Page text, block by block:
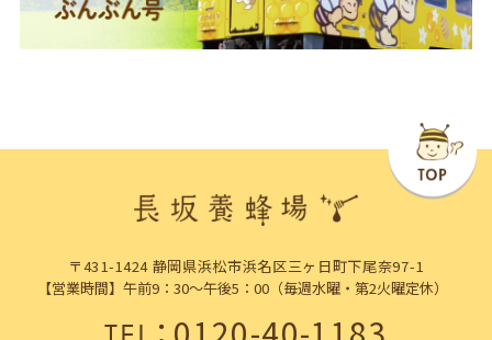
〒431-1424 静岡県浜松市浜名区三ヶ日町下尾奈97-1
【営業時間】午前9：30～午後5：00（毎週水曜・第2火曜定休）